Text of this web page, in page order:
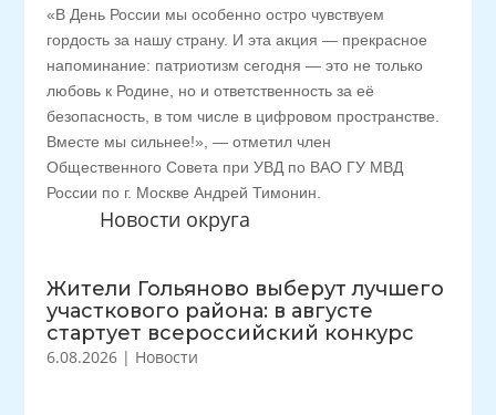
Новости округа
Жители Гольяново выберут лучшего
участкового района: в августе
стартует всероссийский конкурс
6.08.2026 | Новости
«В День России мы особенно остро чувствуем
гордость за нашу страну. И эта акция — прекрасное
напоминание: патриотизм сегодня — это не только
любовь к Родине, но и ответственность за её
безопасность, в том числе в цифровом пространстве.
Вместе мы сильнее!», — отметил член
Общественного Совета при УВД по ВАО ГУ МВД
России по г. Москве Андрей Тимонин.